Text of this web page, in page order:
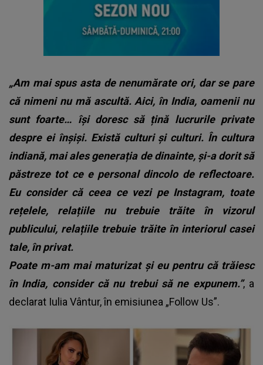
„Am mai spus asta de nenumărate ori, dar se pare
că nimeni nu mă ascultă. Aici, în India, oamenii nu
sunt foarte… își doresc să țină lucrurile private
despre ei înșiși. Există culturi și culturi. În cultura
indiană, mai ales generația de dinainte, și-a dorit să
păstreze tot ce e personal dincolo de reflectoare.
Eu consider că ceea ce vezi pe Instagram, toate
rețelele, relațiile nu trebuie trăite în vizorul
publicului, relațiile trebuie trăite în interiorul casei
tale, în privat.
Poate m-am mai maturizat și eu pentru că trăiesc
în India, consider că nu trebui să ne expunem.”, a
declarat Iulia Vântur, în emisiunea „Follow Us”.